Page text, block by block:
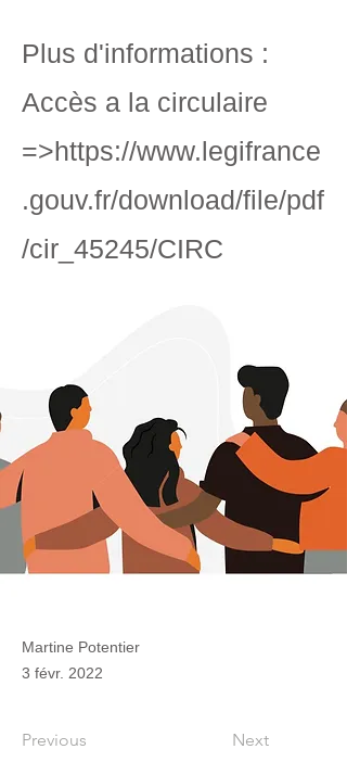
Plus d'informations :
Accès a la circulaire
=>https://www.legifrance
.gouv.fr/download/file/pdf
/cir_45245/CIRC
Martine Potentier
3 févr. 2022
Previous Next